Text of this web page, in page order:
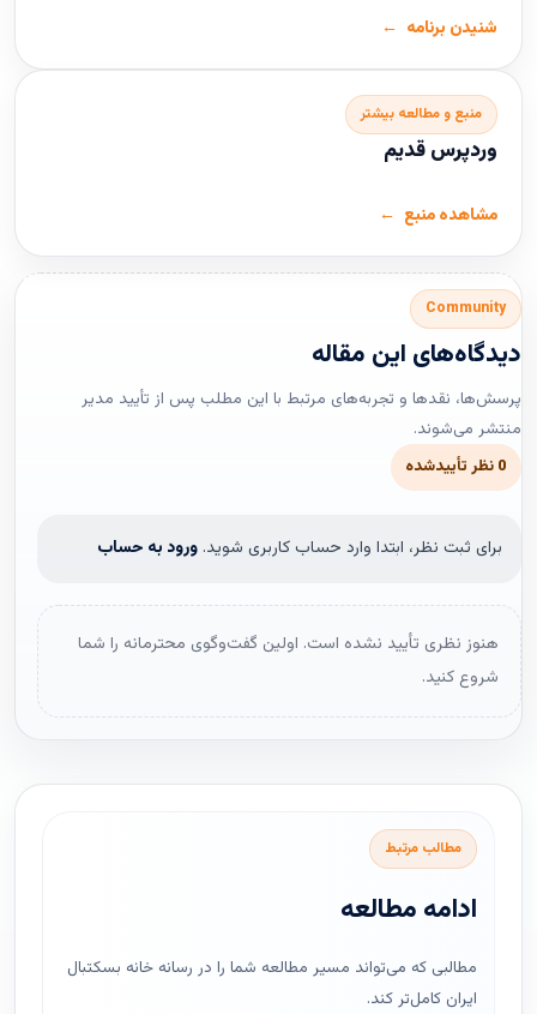
شنیدن برنامه
منبع و مطالعه بیشتر
وردپرس قدیم
مشاهده منبع
Community
دیدگاه‌های این مقاله
پرسش‌ها، نقدها و تجربه‌های مرتبط با این مطلب پس از تأیید مدیر
منتشر می‌شوند.
0 نظر تأییدشده
برای ثبت نظر، ابتدا وارد حساب کاربری شوید. ورود به حساب
هنوز نظری تأیید نشده است. اولین گفت‌وگوی محترمانه را شما
شروع کنید.
مطالب مرتبط
ادامه مطالعه
مطالبی که می‌تواند مسیر مطالعه شما را در رسانه خانه بسکتبال
ایران کامل‌تر کند.